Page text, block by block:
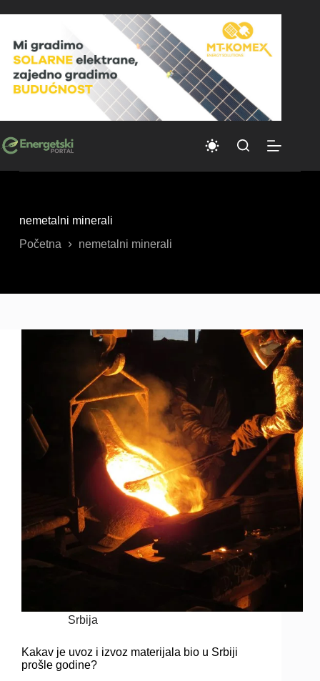
to
nemetalni minerali
Početna
nemetalni minerali
Srbija
Kakav je uvoz i izvoz materijala bio u Srbiji
prošle godine?